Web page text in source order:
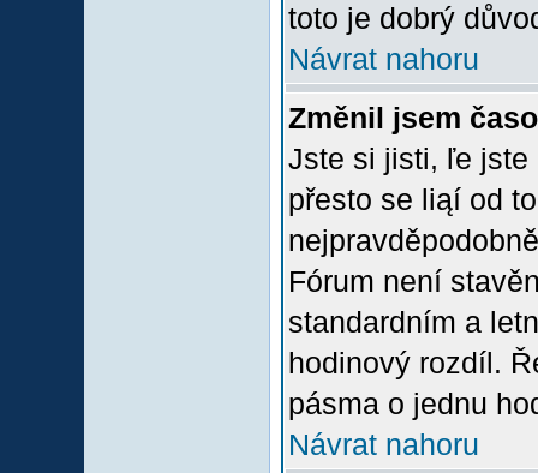
toto je dobrý
Návrat nahoru
Změnil jsem
Jste si jisti, ľe jste
přesto se liąí od
Fórum není
standardním a
hodinový rozdíl.
pásma o jednu
Návrat nahoru